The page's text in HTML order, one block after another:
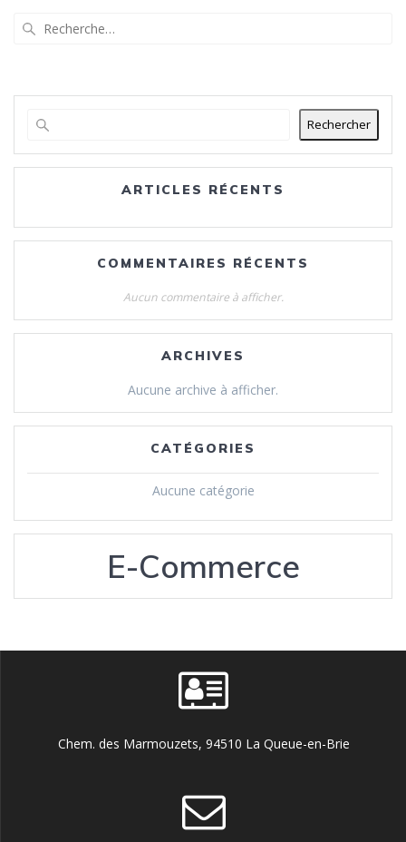
Rechercher
ARTICLES RÉCENTS
COMMENTAIRES RÉCENTS
Aucun commentaire à afficher.
ARCHIVES
Aucune archive à afficher.
CATÉGORIES
Aucune catégorie
E-Commerce
Chem. des Marmouzets, 94510 La Queue-en-Brie